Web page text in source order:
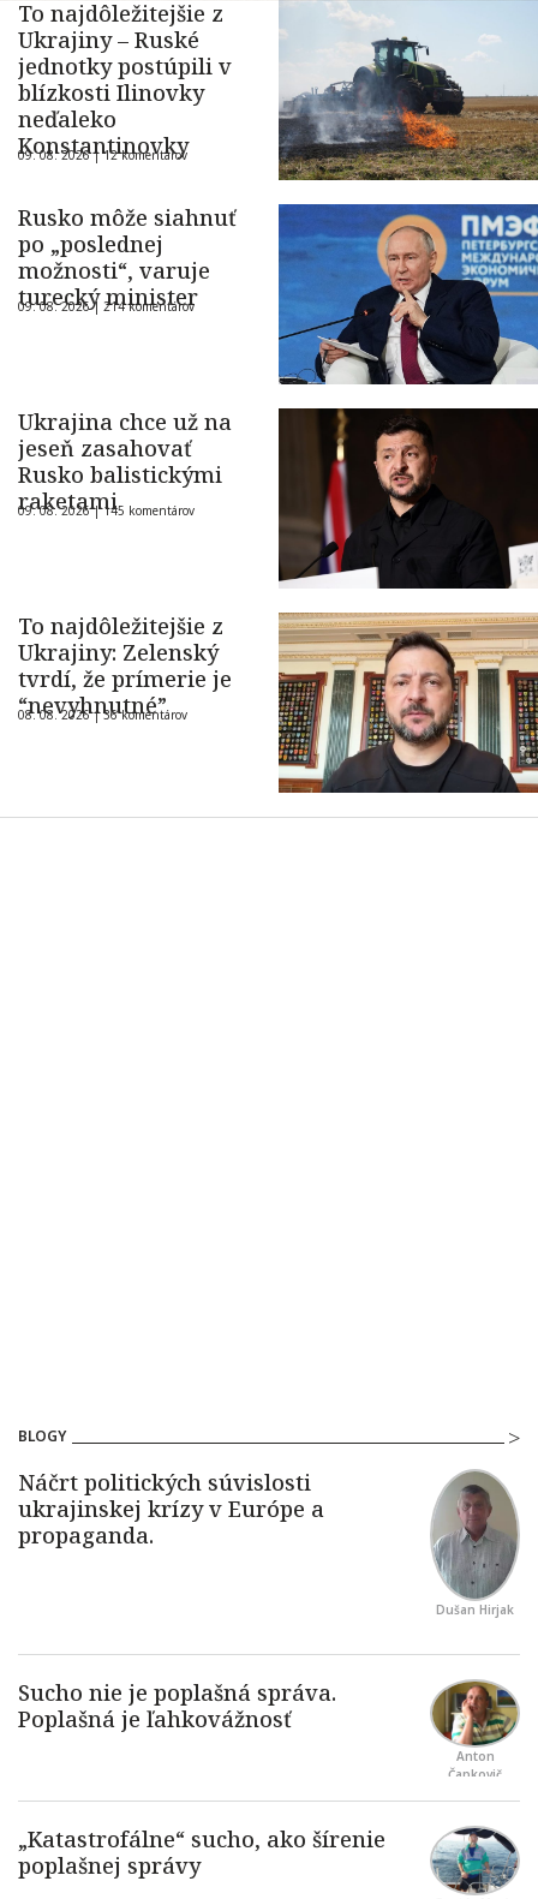
To najdôležitejšie z
Ukrajiny – Ruské
jednotky postúpili v
blízkosti Ilinovky
neďaleko
Konstantinovky
09. 08. 2026 |12 komentárov
Rusko môže siahnuť
po „poslednej
možnosti“, varuje
turecký minister
09. 08. 2026 | 214 komentárov
Ukrajina chce už na
jeseň zasahovať
Rusko balistickými
raketami
09. 08. 2026 |145 komentárov
To najdôležitejšie z
Ukrajiny: Zelenský
tvrdí, že prímerie je
“nevyhnutné”
08. 08. 2026 |36 komentárov
BLOGY
Dušan Hirjak
Anton
Čapkovič